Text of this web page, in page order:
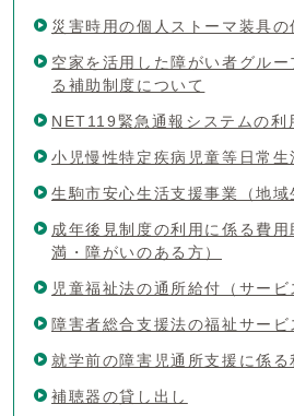
災害時用の個人ストーマ装具の
空家を活用した障がい者グル
る補助制度について
NET119緊急通報システムの利
小児慢性特定疾病児童等日常
生駒市安心生活支援事業（地域
成年後見制度の利用に係る費
満・障がいのある方）
児童福祉法の通所給付（サー
障害者総合支援法の福祉サービ
就学前の障害児通所支援に係
補聴器の貸し出し